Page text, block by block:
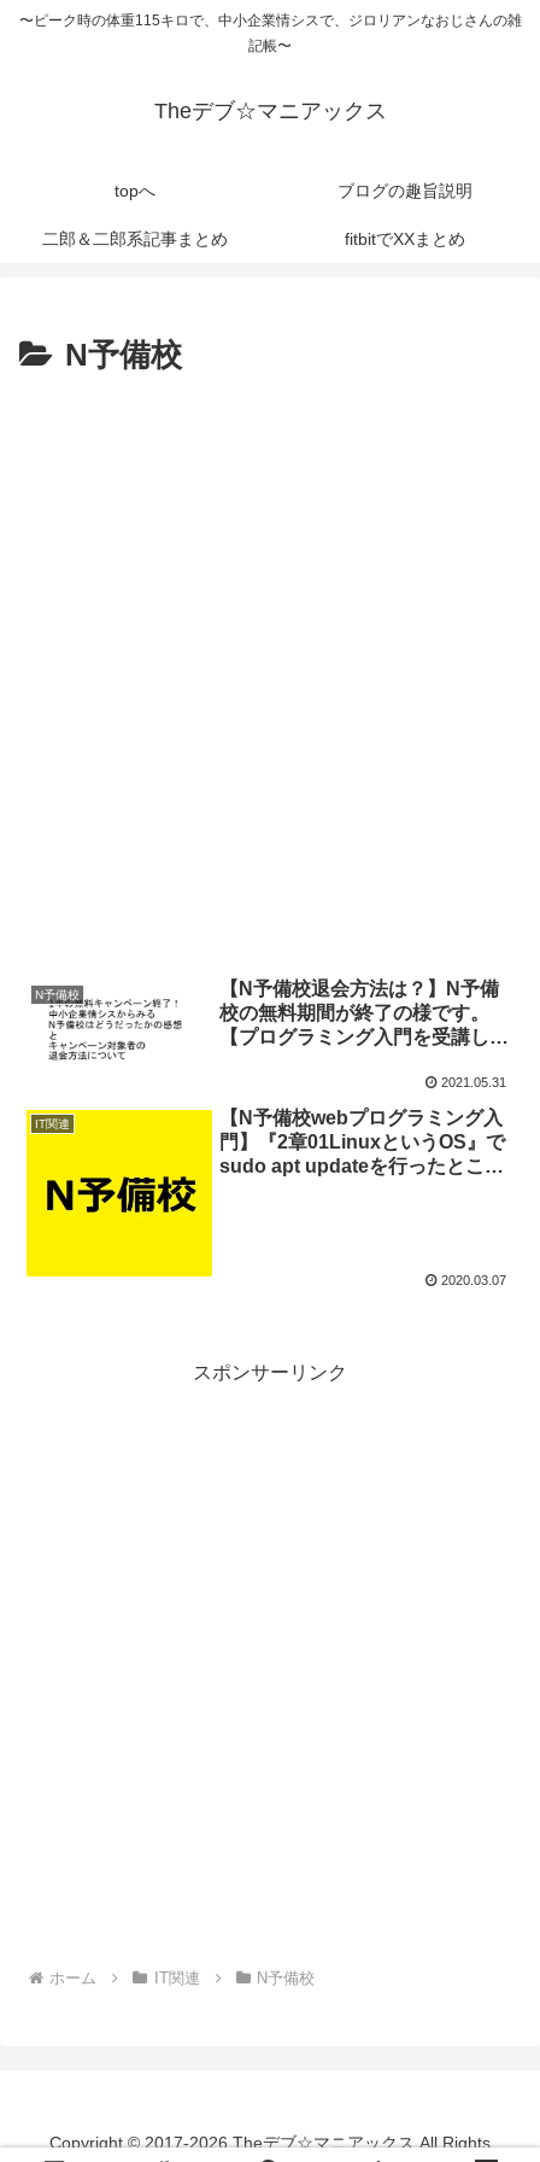
〜ピーク時の体重115キロで、中小企業情シスで、ジロリアンなおじさんの雑
記帳〜
Theデブ☆マニアックス
topへ ブログの趣旨説明
二郎＆二郎系記事まとめ fitbitでXXまとめ
N予備校
N予備校
【N予備校退会方法は？】N予備
校の無料期間が終了の様です。
【プログラミング入門を受講して
2021.05.31
IT関連
【N予備校webプログラミング入
門】『2章01LinuxというOS』で
sudo apt updateを行ったところ
2020.03.07
スポンサーリンク
ホーム IT関連 N予備校
Copyright © 2017-2026 Theデブ☆マニアックス All Rights